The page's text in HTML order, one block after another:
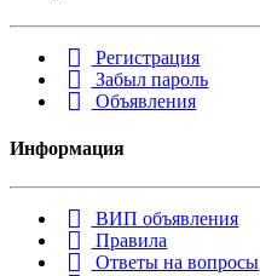
Регистрация
Забыл пароль
Объявления
Информация
ВИП объявления
Правила
Ответы на вопросы